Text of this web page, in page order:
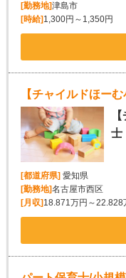
[勤務地]津島市
[時給] 1,300円～1,350円
士
[都道府県] 愛知県
[勤務地]名古屋市西区
[月収] 18.871万円～22.828